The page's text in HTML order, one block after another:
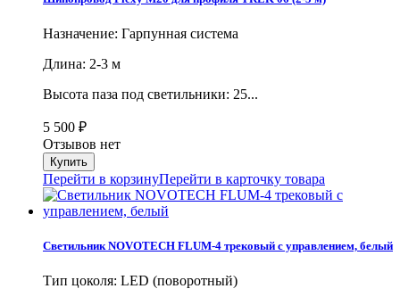
Назначение: Гарпунная система
Длина: 2-3 м
Высота паза под светильники: 25...
5 500 ₽
Отзывов нет
Перейти в корзинуПерейти в карточку товара
Светильник NOVOTECH FLUM-4 трековый с управлением, белый
Тип цоколя: LED (поворотный)